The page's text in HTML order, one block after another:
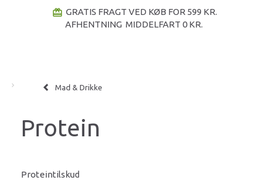
redeem GRATIS FRAGT VED KØB FOR 599 KR.
AFHENTNING MIDDELFART 0 KR.
Mad & Drikke
Protein
Proteintilskud